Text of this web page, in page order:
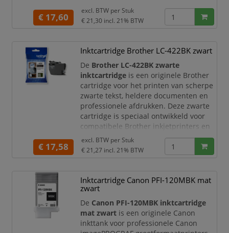
compatibele Epson WorkForce printers.
Ink. Deze pigmentgebaseerde inkt is
ideaal voor het produceren van
zakelijke document
€ 17,60
excl. BTW per Stuk
€ 21,30 incl. 21% BTW
Inktcartridge Brother LC-422BK zwart
De Brother LC-422BK zwarte
inktcartridge is een originele Brother
cartridge voor het printen van scherpe
zwarte tekst, heldere documenten en
professionele afdrukken. Deze zwarte
cartridge is speciaal ontwikkeld voor
compatibele Brother inkjetprinters en
multifunctionals. Ideaal voor kantoren,
thuiswerkplekken en zakelijke
omgevingen waar u betrouwbare
consistente prestaties.
Met de originele Brother LC-422BK
€ 17,58
excl. BTW per Stuk
€ 21,27 incl. 21% BTW
Inktcartridge Canon PFI-120MBK mat
zwart
De Canon PFI-120MBK inktcartridge
mat zwart is een originele Canon
inkttank voor professionele Canon